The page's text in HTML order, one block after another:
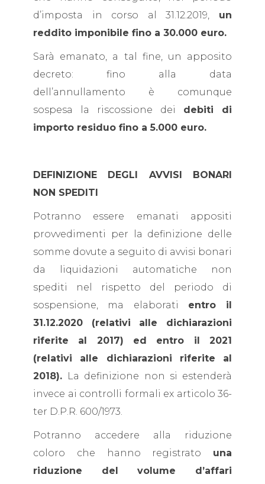
d’imposta in corso al 31.12.2019, un
reddito imponibile fino a 30.000 euro.
Sarà emanato, a tal fine, un apposito
decreto: fino alla data
dell’annullamento è comunque
sospesa la riscossione dei debiti di
importo residuo fino a 5.000 euro.
DEFINIZIONE DEGLI AVVISI BONARI
NON SPEDITI
Potranno essere emanati appositi
provvedimenti per la definizione delle
somme dovute a seguito di avvisi bonari
da liquidazioni automatiche non
spediti nel rispetto del periodo di
sospensione, ma elaborati entro il
31.12.2020 (relativi alle dichiarazioni
riferite al 2017) ed entro il 2021
(relativi alle dichiarazioni riferite al
2018). La definizione non si estenderà
invece ai controlli formali ex articolo 36-
ter D.P.R. 600/1973.
Potranno accedere alla riduzione
coloro che hanno registrato una
riduzione del volume d’affari